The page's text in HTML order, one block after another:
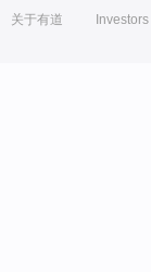
关于有道 Investors